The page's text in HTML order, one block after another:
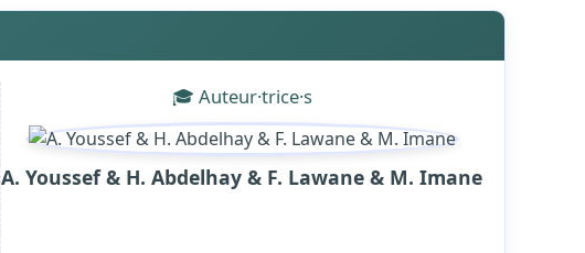
🎓 Auteur·trice·s
A. Youssef & H. Abdelhay & F. Lawane & M. Imane